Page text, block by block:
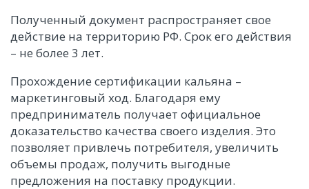
Полученный документ распространяет свое
действие на территорию РФ. Срок его действия
– не более 3 лет.
Прохождение сертификации кальяна –
маркетинговый ход. Благодаря ему
предприниматель получает официальное
доказательство качества своего изделия. Это
позволяет привлечь потребителя, увеличить
объемы продаж, получить выгодные
предложения на поставку продукции.